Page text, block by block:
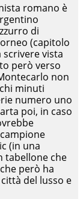
romano è
di
(capitolo
scrivere vista
però verso
non
minuti
numero uno
poi, in caso
(in una
tabellone che
però ha
del lusso e